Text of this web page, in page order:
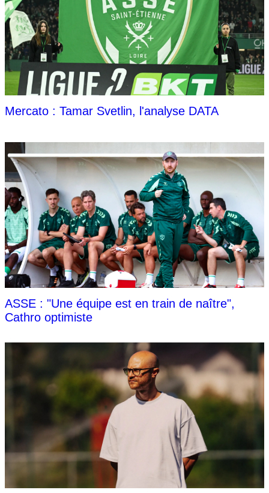
Mercato : Tamar Svetlin, l'analyse DATA
ASSE : "Une équipe est en train de naître",
Cathro optimiste